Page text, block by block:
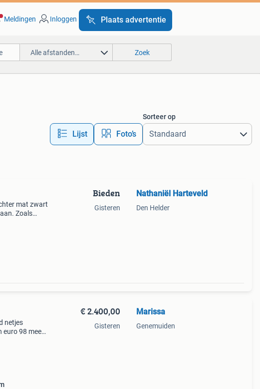
Meldingen Inloggen Plaats advertentie
Alle afstanden… Zoek
Lijst Foto’s
Sorteer op
mat zwart
Zoals
Bieden
Gisteren
Nathaniël Harteveld
Den Helder
netjes
euro 98 mee
€ 2.400,00
Gisteren
Marissa
Genemuiden